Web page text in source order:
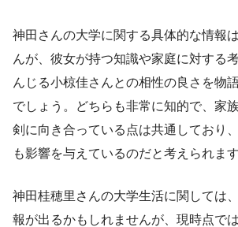
神田さんの大学に関する具体的な情報
んが、彼女が持つ知識や家庭に対する
んじる小椋佳さんとの相性の良さを物
でしょう。どちらも非常に知的で、家
剣に向き合っている点は共通しており
も影響を与えているのだと考えられます
神田桂穂里さんの大学生活に関しては
報が出るかもしれませんが、現時点で